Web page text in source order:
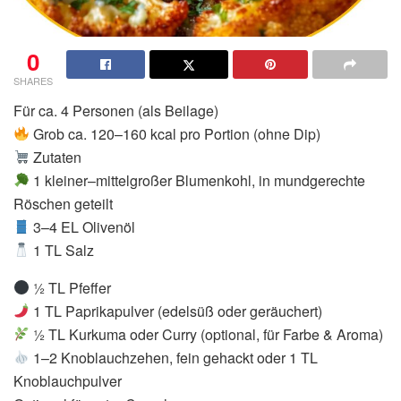
0
SHARES
Für ca. 4 Personen (als Beilage)
Grob ca. 120–160 kcal pro Portion (ohne Dip)
Zutaten
1 kleiner–mittelgroßer Blumenkohl, in mundgerechte
Röschen geteilt
3–4 EL Olivenöl
1 TL Salz
½ TL Pfeffer
1 TL Paprikapulver (edelsüß oder geräuchert)
½ TL Kurkuma oder Curry (optional, für Farbe & Aroma)
1–2 Knoblauchzehen, fein gehackt oder 1 TL
Knoblauchpulver